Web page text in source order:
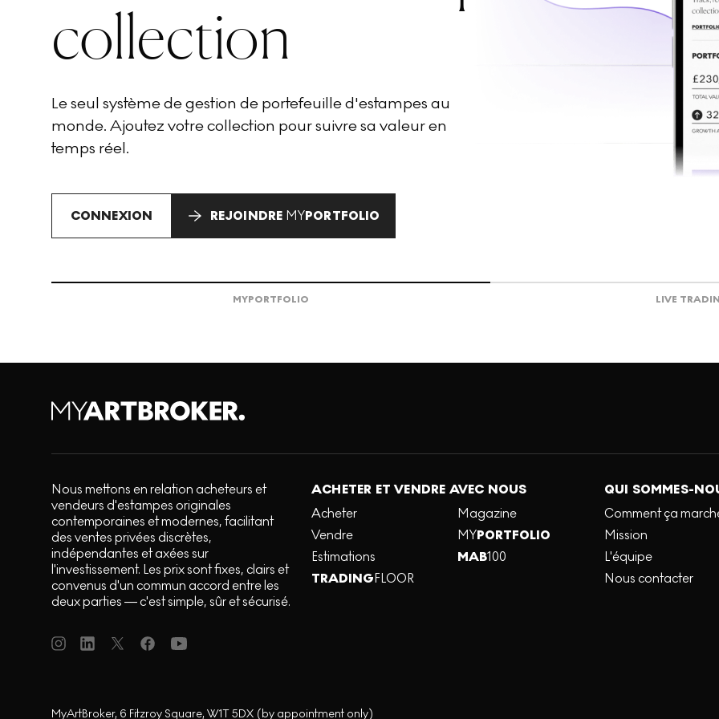
collection
Le seul système de gestion de portefeuille d'estampes au
monde. Ajoutez votre collection pour suivre sa valeur en
temps réel.
CONNEXION REJOINDRE MYPORTFOLIO
MYPORTFOLIO LIVE
Nous mettons en relation acheteurs et
vendeurs d'estampes originales
contemporaines et modernes, facilitant
des ventes privées discrètes,
indépendantes et axées sur
l'investissement. Les prix sont fixes, clairs et
convenus d'un commun accord entre les
deux parties — c'est simple, sûr et sécurisé.
ACHETER ET VENDRE AVEC NOUS
Acheter
Vendre
Estimations
TRADINGFLOOR
Magazine
MYPORTFOLIO
MAB100
QUI SOMMES-
Comment ça
Mission
L'équipe
Nous contacter
MyArtBroker, 6 Fitzroy Square, W1T 5DX (by appointment only)